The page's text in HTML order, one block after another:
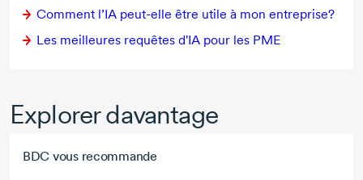
Comment l’IA peut-elle être utile à mon entreprise?
Les meilleures requêtes d'IA pour les PME
Explorer davantage
BDC vous recommande